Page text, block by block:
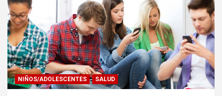
NIÑOS/ADOLESCENTES SALUD